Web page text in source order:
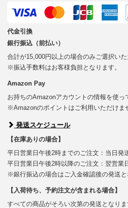
代金引換
銀行振込（前払い）
合計が15,000円以上の場合のみご選択いた
※振込手数料はお客様負担となります。
Amazon Pay
お持ちのAmazonアカウントの情報を使っ
※Amazonのポイントはご利用いただけま
発送スケジュール
【在庫ありの場合】
平日営業日午後2時までのご注文：当日発
平日営業日午後2時以降のご注文：翌営業
※銀行振込の場合はご入金確認後の発送と
【入荷待ち、予約注文が含まれる場合】
すべての商品がそろい次第の発送となりま